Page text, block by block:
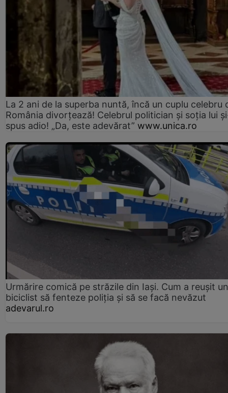
La 2 ani de la superba nuntă, încă un cuplu celebru
România divorțează! Celebrul politician și soția lui
spus adio! „Da, este adevărat” www.unica.ro
Urmărire comică pe străzile din Iași. Cum a reușit un
biciclist să fenteze poliția și să se facă nevăzut
adevarul.ro